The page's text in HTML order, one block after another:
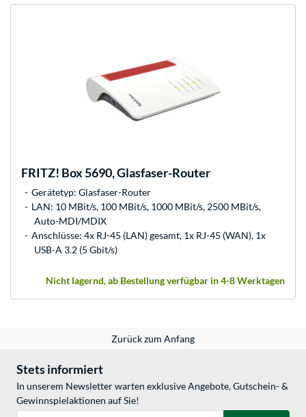
FRITZ! Box 5690, Glasfaser-Router
Gerätetyp: Glasfaser-Router
LAN: 10 MBit/s, 100 MBit/s, 1000 MBit/s, 2500 MBit/s,
Auto-MDI/MDIX
Anschlüsse: 4x RJ-45 (LAN) gesamt, 1x RJ-45 (WAN), 1x
USB-A 3.2 (5 Gbit/s)
Nicht lagernd, ab Bestellung verfügbar in 4-8 Werktagen
Zurück zum Anfang
Stets informiert
In unserem Newsletter warten exklusive Angebote, Gutschein- &
Gewinnspielaktionen auf Sie!